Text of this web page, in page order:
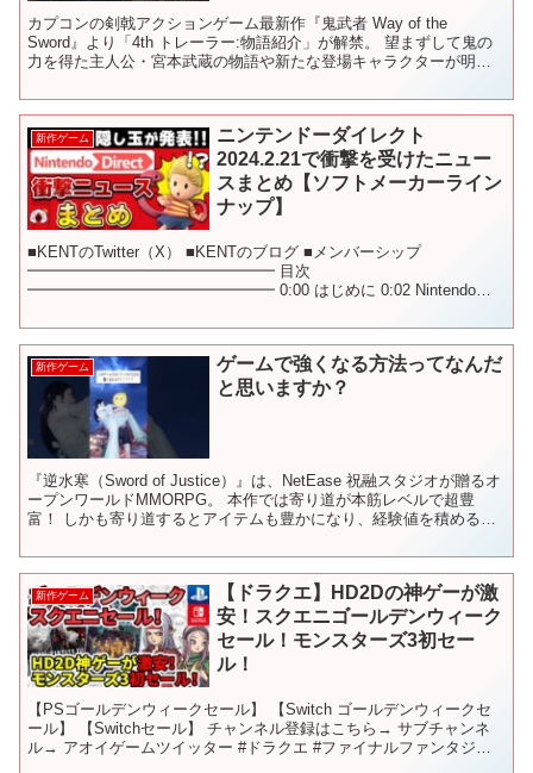
カプコンの剣戟アクションゲーム最新作『鬼武者 Way of the
Sword』より「4th トレーラー:物語紹介」が解禁。 望まずして鬼の
力を得た主人公・宮本武蔵の物語や新たな登場キャラクターが明ら
新作ゲーム
ニンテンドーダイレクト
2024.2.21で衝撃を受けたニュー
スまとめ【ソフトメーカーライン
ナップ】
■KENTのTwitter（X） ■KENTのブログ ■メンバーシップ
━━━━━━━━━━━━━━━━ 目次
━━━━━━━━━━━━━━━━ 0:00 はじめに 0:02 Nintendo
新作ゲーム
ゲームで強くなる方法ってなんだ
と思いますか？
『逆水寒（Sword of Justice）』は、NetEase 祝融スタジオが贈るオ
ープンワールドMMORPG。 本作では寄り道が本筋レベルで超豊
富！ しかも寄り道するとアイテムも豊かになり、経験値を積めるの
新作ゲーム
【ドラクエ】HD2Dの神ゲーが激
安！スクエニゴールデンウィーク
セール！モンスターズ3初セー
ル！
【PSゴールデンウィークセール】 【Switch ゴールデンウィークセ
ール】 【Switchセール】 チャンネル登録はこちら→ サブチャンネ
ル→ アオイゲームツイッター #ドラクエ #ファイナルファンタジー